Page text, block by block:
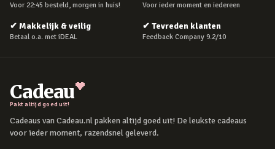
Voor 22:45 besteld, morgen in huis! Voor ieder moment en iedereen
✔ Makkelijk & veilig
Betaal o.a. met iDEAL
✔ Tevreden klanten
Feedback Company 9.2/10
Cadeau
Pakt altijd goed uit!
Cadeaus van Cadeau.nl pakken altijd goed uit! De leukste cadeaus
voor ieder moment, razendsnel geleverd.